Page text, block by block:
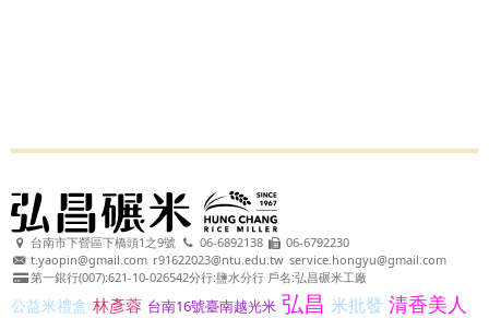
台南市下營區下橋頭1之9號 06-6892138
06-6792230
t.yaopin@gmail.com r91622023@ntu.edu.tw service.hongyu@gmail.com
第一銀行(007):621-10-026542分行:鹽水分行 戶名:弘昌碾米工廠
公益米禮盒 林彥蓉 台南16號臺南越光米 弘昌 米批發 清香美人